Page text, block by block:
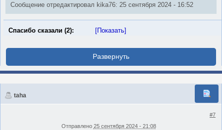
Сообщение отредактировал kika76: 25 сентября 2024 - 16:52
Спасибо сказали (2): [Показать]
taha
#7
Отправлено 25 сентября 2024 - 21:08